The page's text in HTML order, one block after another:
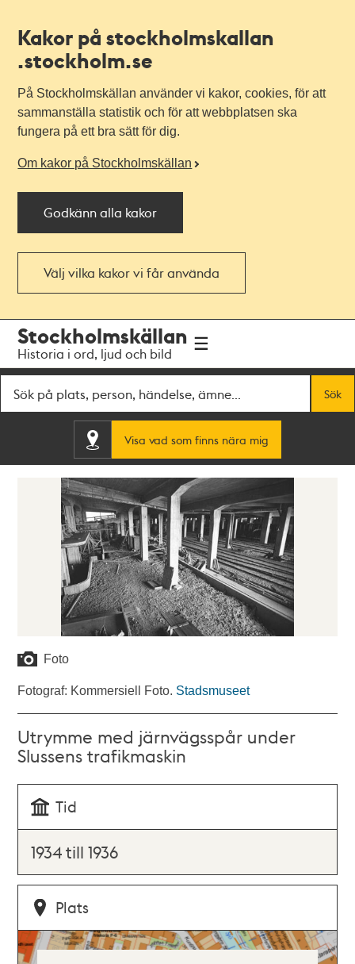
Kakor på stockholmskallan
.stockholm.se
På Stockholmskällan använder vi kakor, cookies, för att
sammanställa statistik och för att webbplatsen ska
fungera på ett bra sätt för dig.
Om kakor på Stockholmskällan
Godkänn alla kakor
Välj vilka kakor vi får använda
navigationen
huvudinnehållet
Stockholmskällan
Historia i ord, ljud och bild
Sök
Visa vad som finns nära mig
Foto
Fotograf: Kommersiell Foto. Stadsmuseet
Utrymme med järnvägsspår under
Slussens trafikmaskin
Tid
1934 till 1936
Plats